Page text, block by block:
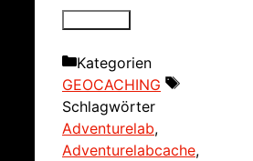
Kategorien
GEOCACHING
Schlagwörter
Adventurelab,
Adventurelabcache,